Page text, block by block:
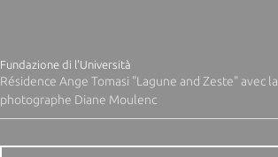
Fundazione di l'Università
Résidence Ange Tomasi "Lagune and Zeste" avec la
photographe Diane Moulenc